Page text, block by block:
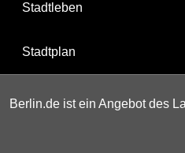
Stadtleben
Stadtplan
Berlin.de ist ein Angebot des